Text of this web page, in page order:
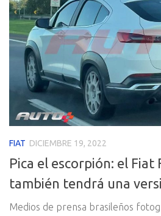
FIAT DICIEMBRE 19, 2022
Pica el escorpión: el Fiat
también tendrá una
Medios de prensa brasileños